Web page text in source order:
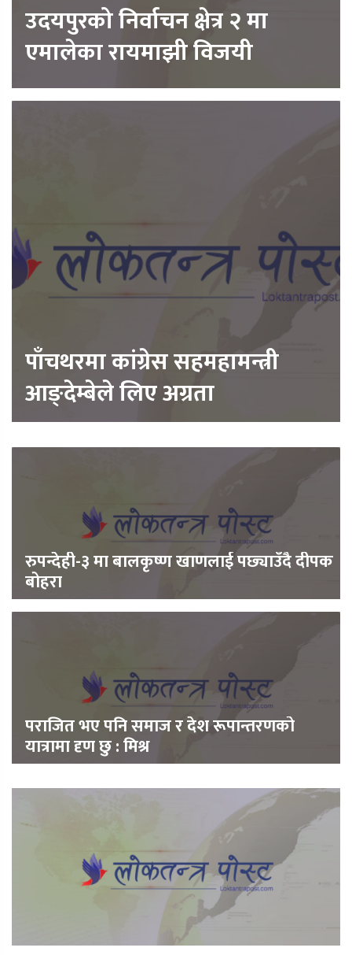
उदयपुरको निर्वाचन क्षेत्र २ मा
एमालेका रायमाझी विजयी
पाँचथरमा कांग्रेस सहमहामन्त्री
आङ्देम्बेले लिए अग्रता
रुपन्देही-३ मा बालकृष्ण खाणलाई पछ्याउँदै दीपक
बोहरा
पराजित भए पनि समाज र देश रूपान्तरणको
यात्रामा दृण छु : मिश्र